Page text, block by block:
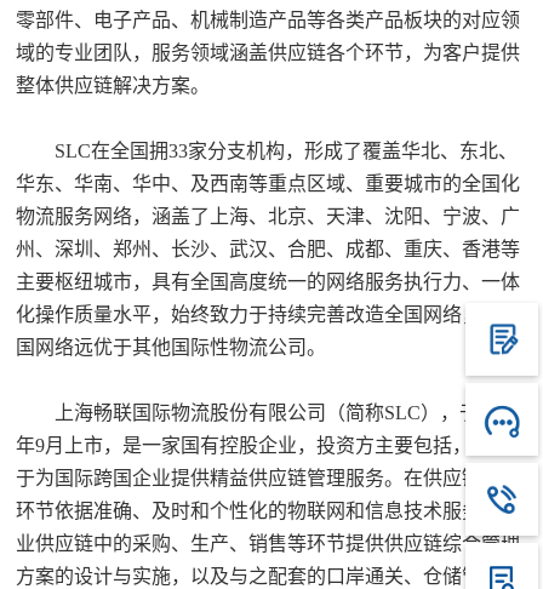
零部件、电子产品、机械制造产品等各类产品板块的对应领
域的专业团队，服务领域涵盖供应链各个环节，为客户提供
整体供应链解决方案。
SLC在全国拥33家分支机构，形成了覆盖华北、东北、
华东、华南、华中、及西南等重点区域、重要城市的全国化
物流服务网络，涵盖了上海、北京、天津、沈阳、宁波、广
州、深圳、郑州、长沙、武汉、合肥、成都、重庆、香港等
主要枢纽城市，具有全国高度统一的网络服务执行力、一体
化操作质量水平，始终致力于持续完善改造全国网络，在中
国网络远优于其他国际性物流公司。
上海畅联国际物流股份有限公司（简称SLC），于2017
年9月上市，是一家国有控股企业，投资方主要包括，专注
于为国际跨国企业提供精益供应链管理服务。在供应链中各
环节依据准确、及时和个性化的物联网和信息技术服务为企
业供应链中的采购、生产、销售等环节提供供应链综合管理
方案的设计与实施，以及与之配套的口岸通关、仓储管理、